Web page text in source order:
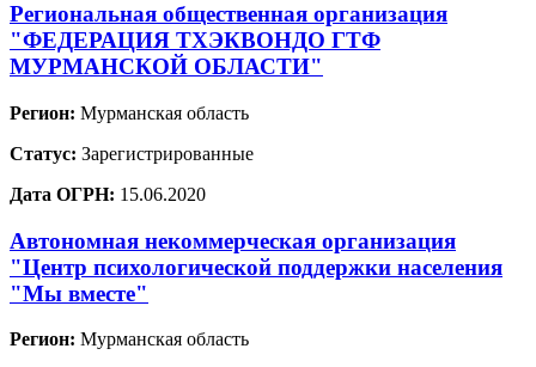
Региональная общественная организация
"ФЕДЕРАЦИЯ ТХЭКВОНДО ГТФ
МУРМАНСКОЙ ОБЛАСТИ"
Регион: Мурманская область
Статус: Зарегистрированные
Дата ОГРН: 15.06.2020
Автономная некоммерческая организация
"Центр психологической поддержки населения
"Мы вместе"
Регион: Мурманская область